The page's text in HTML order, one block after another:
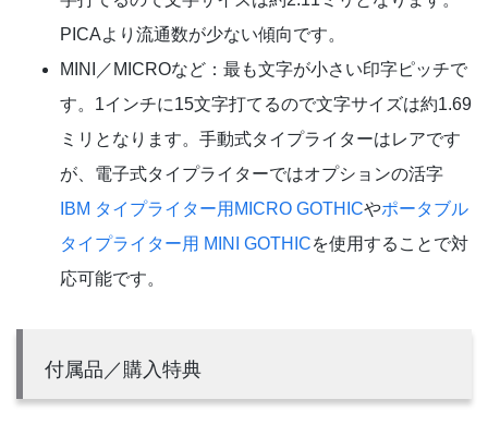
PICAより流通数が少ない傾向です。
MINI／MICROなど：最も文字が小さい印字ピッチで
す。1インチに15文字打てるので文字サイズは約1.69
ミリとなります。手動式タイプライターはレアです
が、電子式タイプライターではオプションの活字
IBM タイプライター用MICRO GOTHICやポータブル
タイプライター用 MINI GOTHICを使用することで対
応可能です。
付属品／購入特典